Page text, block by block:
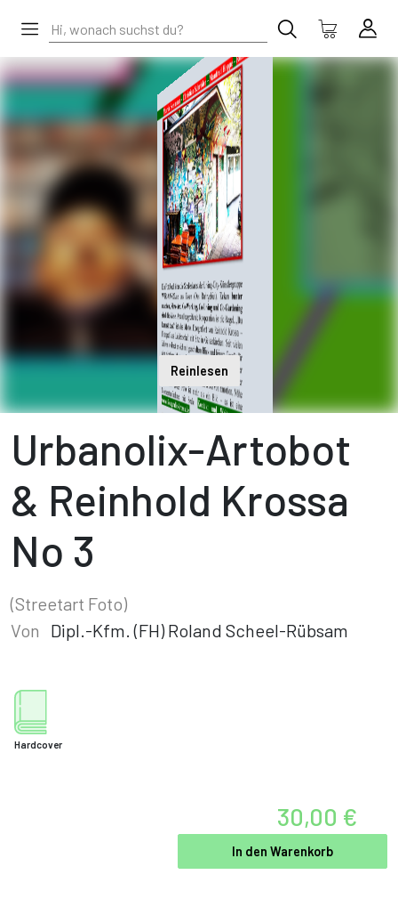
Reinlesen
Urbanolix-Artobot
& Reinhold Krossa
No 3
(Streetart Foto)
Von
Dipl.-Kfm. (FH) Roland Scheel-Rübsam
Hardcover
30,00 €
In den Warenkorb